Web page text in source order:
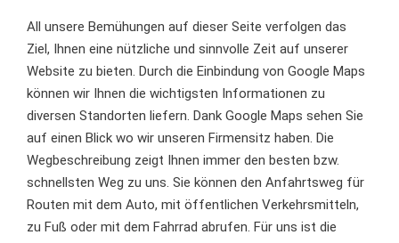
All unsere Bemühungen auf dieser Seite verfolgen das
Ziel, Ihnen eine nützliche und sinnvolle Zeit auf unserer
Website zu bieten. Durch die Einbindung von Google Maps
können wir Ihnen die wichtigsten Informationen zu
diversen Standorten liefern. Dank Google Maps sehen Sie
auf einen Blick wo wir unseren Firmensitz haben. Die
Wegbeschreibung zeigt Ihnen immer den besten bzw.
schnellsten Weg zu uns. Sie können den Anfahrtsweg für
Routen mit dem Auto, mit öffentlichen Verkehrsmitteln,
zu Fuß oder mit dem Fahrrad abrufen. Für uns ist die